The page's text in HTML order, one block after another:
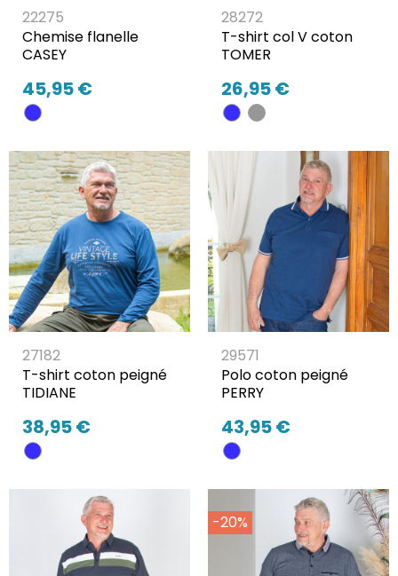
22275
Chemise flanelle
CASEY
45,95 €
28272
T-shirt col V coton
TOMER
26,95 €
27182
T-shirt coton peigné
TIDIANE
38,95 €
29571
Polo coton peigné
PERRY
43,95 €
-20%